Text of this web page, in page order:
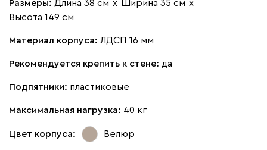
Размеры: Длина 38 см х Ширина 35 см х
Высота 149 см
Материал корпуса: ЛДСП 16 мм
Рекомендуется крепить к стене: да
Подпятники: пластиковые
Максимальная нагрузка: 40 кг
Цвет корпуса: Велюр